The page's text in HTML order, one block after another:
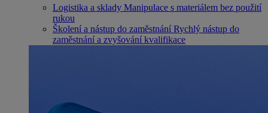
Logistika a sklady Manipulace s materiálem bez použití
rukou
Školení a nástup do zaměstnání Rychlý nástup do
zaměstnání a zvyšování kvalifikace